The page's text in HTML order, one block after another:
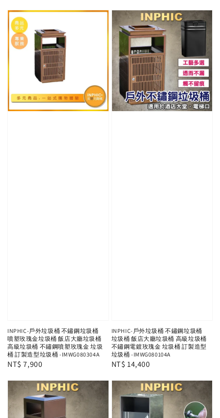
INPHIC-戶外垃圾桶 不鏽鋼垃圾桶
噴塑玫瑰金垃圾桶 飯店大廳垃圾桶
高級垃圾桶 不鏽鋼噴塑玫瑰金 垃圾
桶 訂製造型垃圾桶 -IMWG080304A
Regular
NT$ 7,900
INPHIC-戶外垃圾桶 不鏽鋼垃圾桶
垃圾桶 飯店大廳垃圾桶 高級垃圾桶
不鏽鋼電鍍玫瑰金 垃圾桶 訂製造型
垃圾桶 -IMWG080104A
Regular
NT$ 14,400